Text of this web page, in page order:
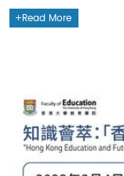
Read More